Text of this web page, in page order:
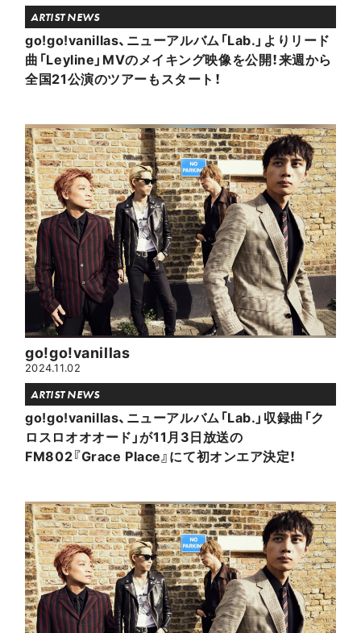
ARTIST NEWS
go!go!vanillas、ニューアルバム「Lab.」よりリード
曲「Leyline」MVのメイキング映像を公開！来週から
全国21公演のツアーもスタート！
go!go!vanillas
2024.11.02
ARTIST NEWS
go!go!vanillas、ニューアルバム「Lab.」収録曲「ク
ロスロオオオード」が11月3日放送の
FM802『Grace Place』にて初オンエア決定！